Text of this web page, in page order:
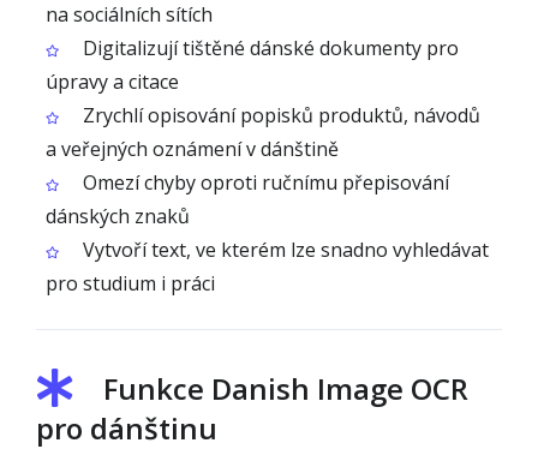
na sociálních sítích
Digitalizují tištěné dánské dokumenty pro
úpravy a citace
Zrychlí opisování popisků produktů, návodů
a veřejných oznámení v dánštině
Omezí chyby oproti ručnímu přepisování
dánských znaků
Vytvoří text, ve kterém lze snadno vyhledávat
pro studium i práci
Funkce Danish Image OCR
pro dánštinu